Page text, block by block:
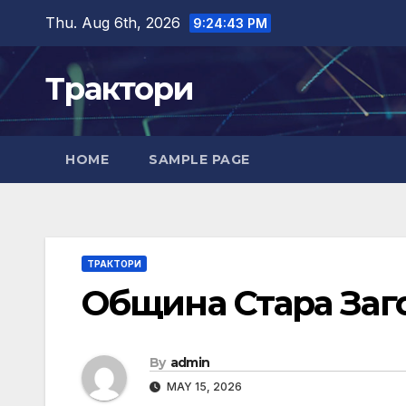
content
Thu. Aug 6th, 2026 9:24:43 PM
Трактори
HOME SAMPLE PAGE
ТРАКТОРИ
Община Стара
By admin
MAY 15, 2026